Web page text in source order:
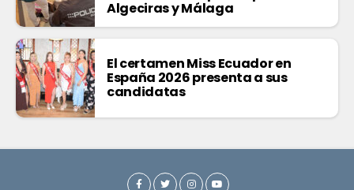
Algeciras y Málaga
El certamen Miss Ecuador en
España 2026 presenta a sus
candidatas